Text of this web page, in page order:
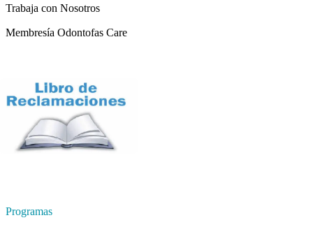
Trabaja con Nosotros
Membresía Odontofas Care
Programas